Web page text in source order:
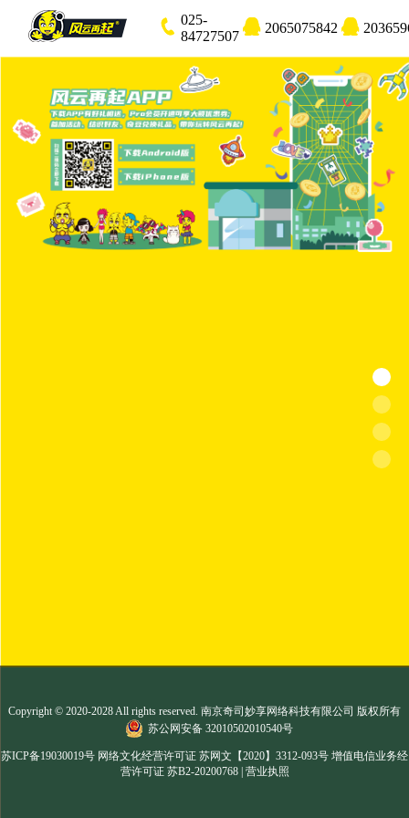
025-
84727507
2065075842
Copyright © 2020-2028 All rights reserved. 南京奇司妙享网络科技有限公司 版权所有
苏公网安备 32010502010540号
苏ICP备19030019号 网络文化经营许可证 苏网文【2020】3312-093号 增值电信业务经
营许可证 苏B2-20200768| 营业执照